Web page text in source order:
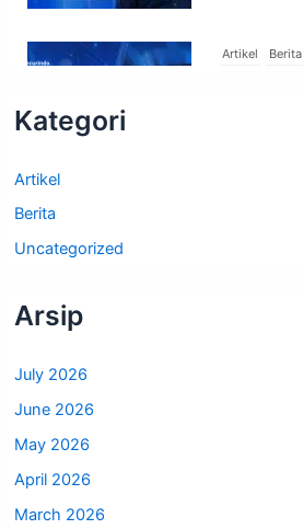
Artikel Berita
Kategori
Artikel
Berita
Uncategorized
Arsip
July 2026
June 2026
May 2026
April 2026
March 2026